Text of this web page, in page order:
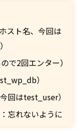
スト名、今回は
で2回エンター）
）
回はtest_user）
忘れないように